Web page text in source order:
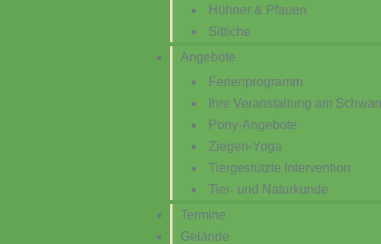
Hühner & Pfauen
Sittiche
Angebote
Ferienprogramm
Ihre Veranstaltung am
Pony-Angebote
Ziegen-Yoga
Tiergestützte Intervention
Tier- und Naturkunde
Termine
Gelände